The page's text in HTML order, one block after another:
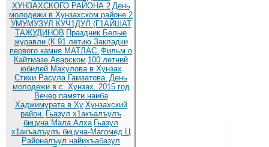
ХУНЗАХСКОГО РАЙОНА 2 День
молодежи в Хунзахском районе 2
УМУМУЗУЛ КУЧ1ДУЛ (Г1АЙШАТ
ТАЖУДИНОВ Праздник Белые
журавли (К 91 летию Закладки
первого камня МАТЛАС. Фильм о
Кайтмазе Аварском 100 летний
юбилей Махулова в Хунзах
Стихи Расула Гамзатова. День
молодежи в с. Хунзах. 2015 год
Вечер памяти наиба
Хаджимурата в Ху Хунзахский
район. Гьазул х1акъалъулъ
бицуна Мала Алха Гьазул
х1акъалъулъ бицуна-Магомед Ц
Районалъул найихъабазул